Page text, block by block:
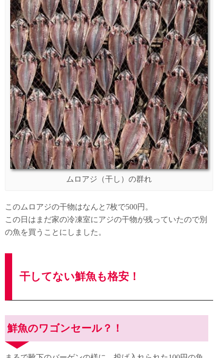
ムロアジ（干し）の群れ
このムロアジの干物はなんと7枚で500円。
この日はまだ家の冷凍室にアジの干物が残っていたので別
の魚を買うことにしました。
干してない鮮魚も格安！
鮮魚のワゴンセール？！